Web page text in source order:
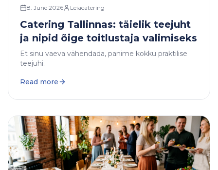
8. June 2026 Leiacatering
Catering Tallinnas: täielik teejuht
ja nipid õige toitlustaja valimiseks
Et sinu vaeva vähendada, panime kokku praktilise
teejuhi.
Read more